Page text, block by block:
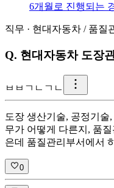
6개월로 진행되는
직무 · 현대자동차 / 품질
Q. 현대자동차 도장
ㅂ ㅂㄱㄴㄱㄴ
도장 생산기술, 공정기술
무가 어떻게 다른지, 품
은데 품질관리부서에서
0